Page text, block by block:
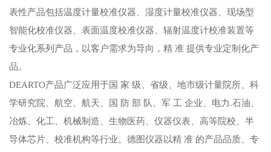
表性产品包括温度计量校准仪器、湿度计量校准仪器、现场型
智能化校准仪器、表面温度校准仪器、辐射温度计校准装置等
专业化系列产品，以客户需求为导向，精 准 提供专业定制化产
品。
DEARTO产品广泛应用于国 家 级、省级、地市级计量院所、科
学研究院、航空、航天、国 防 部 队、军 工 企业、电力.石油、
冶炼、化工、机械制造、生物医药、仪器仪表、高等院校、半
导体芯片、校准机构等行业。德图仪器以精 准 的产品品质、专